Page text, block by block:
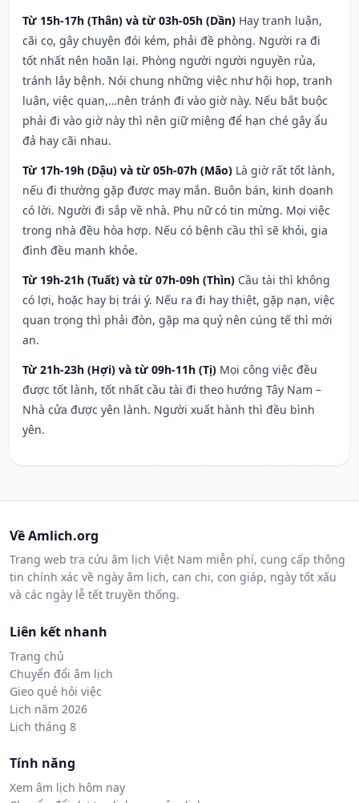
Từ 15h-17h (Thân) và từ 03h-05h (Dần) Hay tranh luận,
cãi cọ, gây chuyện đói kém, phải đề phòng. Người ra đi
tốt nhất nên hoãn lại. Phòng người người nguyền rủa,
tránh lây bệnh. Nói chung những việc như hội họp, tranh
luận, việc quan,…nên tránh đi vào giờ này. Nếu bắt buộc
phải đi vào giờ này thì nên giữ miệng để hạn ché gây ẩu
đả hay cãi nhau.
Từ 17h-19h (Dậu) và từ 05h-07h (Mão) Là giờ rất tốt lành,
nếu đi thường gặp được may mắn. Buôn bán, kinh doanh
có lời. Người đi sắp về nhà. Phụ nữ có tin mừng. Mọi việc
trong nhà đều hòa hợp. Nếu có bệnh cầu thì sẽ khỏi, gia
đình đều mạnh khỏe.
Từ 19h-21h (Tuất) và từ 07h-09h (Thìn) Cầu tài thì không
có lợi, hoặc hay bị trái ý. Nếu ra đi hay thiệt, gặp nạn, việc
quan trọng thì phải đòn, gặp ma quỷ nên cúng tế thì mới
an.
Từ 21h-23h (Hợi) và từ 09h-11h (Tị) Mọi công việc đều
được tốt lành, tốt nhất cầu tài đi theo hướng Tây Nam –
Nhà cửa được yên lành. Người xuất hành thì đều bình
yên.
Về Amlich.org
Trang web tra cứu âm lịch Việt Nam miễn phí, cung cấp thông
tin chính xác về ngày âm lịch, can chi, con giáp, ngày tốt xấu
và các ngày lễ tết truyền thống.
Liên kết nhanh
Trang chủ
Chuyển đổi âm lịch
Gieo quẻ hỏi việc
Lịch năm 2026
Lịch tháng 8
Tính năng
Xem âm lịch hôm nay